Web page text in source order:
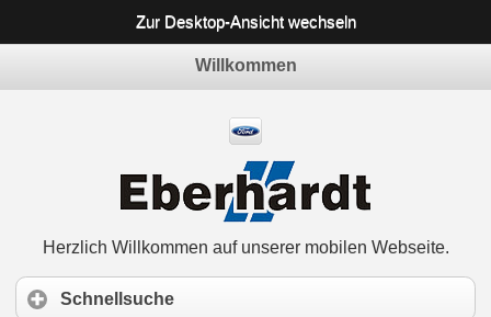
Zur Desktop-Ansicht wechseln
Willkommen
Herzlich Willkommen auf unserer mobilen Webseite.
Schnellsuche